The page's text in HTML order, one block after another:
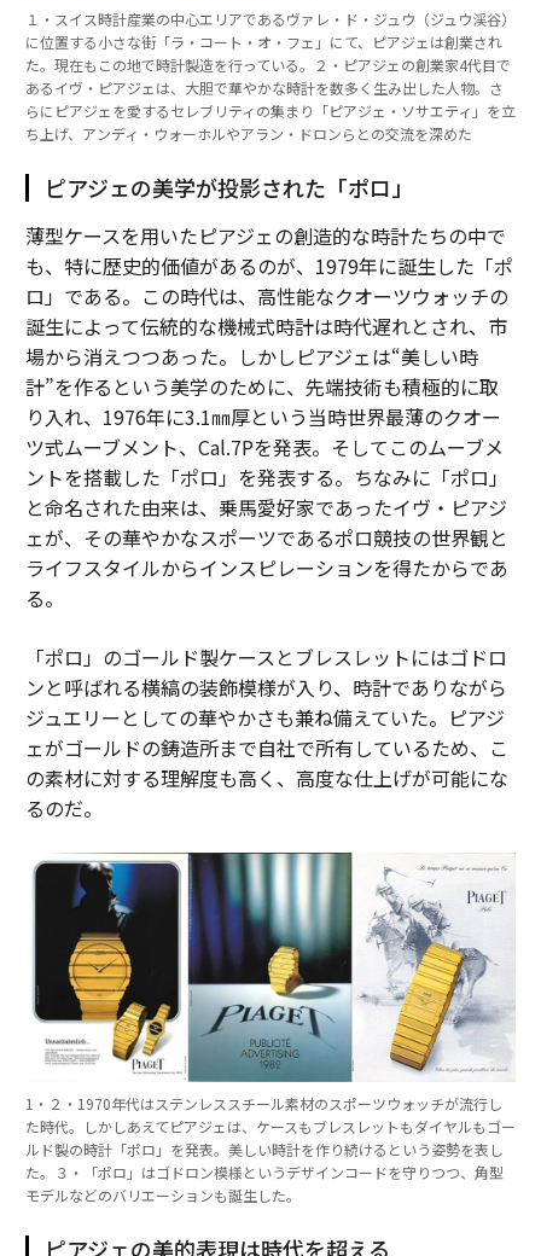
１・スイス時計産業の中心エリアであるヴァレ・ド・ジュウ（ジュウ渓谷）
に位置する小さな街「ラ・コート・オ・フェ」にて、ピアジェは創業され
た。現在もこの地で時計製造を行っている。２・ピアジェの創業家4代目で
あるイヴ・ピアジェは、大胆で華やかな時計を数多く生み出した人物。さ
らにピアジェを愛するセレブリティの集まり「ピアジェ・ソサエティ」を立
ち上げ、アンディ・ウォーホルやアラン・ドロンらとの交流を深めた
ピアジェの美学が投影された「ポロ」
薄型ケースを用いたピアジェの創造的な時計たちの中で
も、特に歴史的価値があるのが、1979年に誕生した「ポ
ロ」である。この時代は、高性能なクオーツウォッチの
誕生によって伝統的な機械式時計は時代遅れとされ、市
場から消えつつあった。しかしピアジェは“美しい時
計”を作るという美学のために、先端技術も積極的に取
り入れ、1976年に3.1㎜厚という当時世界最薄のクオー
ツ式ムーブメント、Cal.7Pを発表。そしてこのムーブメ
ントを搭載した「ポロ」を発表する。ちなみに「ポロ」
と命名された由来は、乗馬愛好家であったイヴ・ピアジ
ェが、その華やかなスポーツであるポロ競技の世界観と
ライフスタイルからインスピレーションを得たからであ
る。
「ポロ」のゴールド製ケースとブレスレットにはゴドロ
ンと呼ばれる横縞の装飾模様が入り、時計でありながら
ジュエリーとしての華やかさも兼ね備えていた。ピアジ
ェがゴールドの鋳造所まで自社で所有しているため、こ
の素材に対する理解度も高く、高度な仕上げが可能にな
るのだ。
1・２・1970年代はステンレススチール素材のスポーツウォッチが流行し
た時代。しかしあえてピアジェは、ケースもブレスレットもダイヤルもゴー
ルド製の時計「ポロ」を発表。美しい時計を作り続けるという姿勢を表し
た。３・「ポロ」はゴドロン模様というデザインコードを守りつつ、角型
モデルなどのバリエーションも誕生した。
ピアジェの美的表現は時代を超える